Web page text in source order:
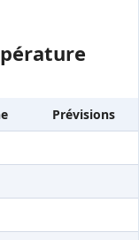
Prévisions